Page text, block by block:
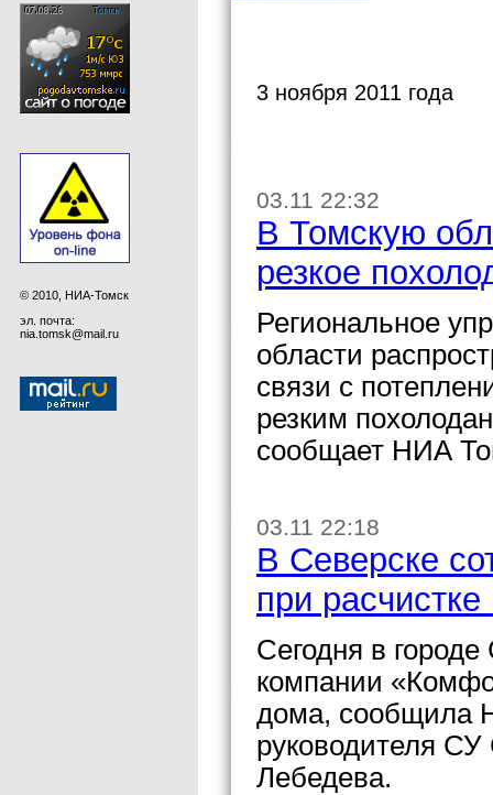
© 2010, НИА-Томск
эл. почта:
nia.tomsk@mail.ru
3 ноября 2011 года
03.11 22:32
В Томскую
резкое
Региональное
области
связи с
резким
сообщает НИА
03.11 22:18
В Северске
при
Сегодня в
компании
дома, сообщила
руководителя
Лебедева.